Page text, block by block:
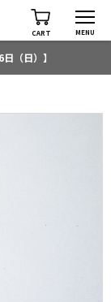
CART MENU
（日）】